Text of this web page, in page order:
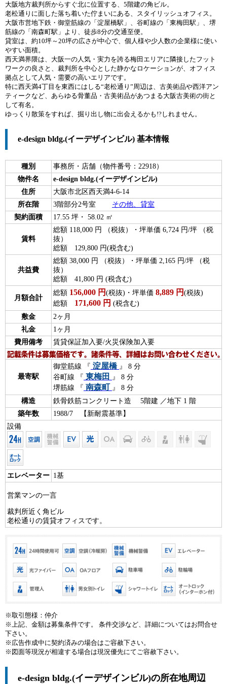
大阪地方裁判所からすぐ北に位置する、5階建の角ビル。
老松通りに面した落ち着いた佇まいにある、スタイリッシュオフィス。
大阪市営地下鉄・御堂筋線の「淀屋橋駅」、谷町線の「東梅田駅」、堺
筋線の「南森町駅」より、徒歩8分の交通至便。
貸室は、約10坪～20坪の広さが中心で、個人様や少人数の企業様に使い
やすい面積。
西天満界隈は、大阪一の人気・実力を誇る梅田エリアに隣接したフット
ワークの良さと、裁判所を中心とした静かなロケーションが、オフィス
拠点として人気・需要の高いエリアです。
特に西天満4丁目を東西にはしる“老松通り”周辺は、古美術品や西洋アン
ティークなど、あらゆる骨董品・古美術品があつまる大阪古美術の街と
して有名。
ゆっくり散策をすれば、掘り出し物に出会えるかも!?しれません。
e-design bldg.(イーデザインビル) 基本情報
種別
事務所・店舗（物件番号：22918）
物件名
e-design bldg.(イーデザインビル)
住所
大阪市北区西天満4-6-14
所在階
3階部分2号室 その他、貸室
契約面積
17.55 坪・ 58.02 ㎡
賃料
総額 118,000 円 （税抜）・坪単価 6,724 円/坪 （税
抜）
総額 129,800 円(税含む)
共益費
総額 38,000 円 （税抜）・坪単価 2,165 円/坪 （税
抜）
総額 41,800 円 (税含む)
月額合計
総額 156,000 円 (税抜)・坪単価 8,889 円 (税抜)
総額 171,600 円 (税含む)
敷金
2ヶ月
礼金
1ヶ月
費用備考
賃貸保証加入要/火災保険加入要
最寄駅
御堂筋線 『 淀屋橋 』 8 分
谷町線 『 東梅田 』 8 分
堺筋線 『 南森町 』 8 分
構造
鉄骨鉄筋コンクリート造 5階建 ／地下 1 階
築年数
1988/7 【新耐震基準】
設備
エレベーター 1基
営業マンの一言
裁判所近く角ビル
老松通りの賃貸オフィスです。
※取引態様：仲介
※上記、金額は募集条件です。 条件交渉など、詳細についてはお問合せ
下さい。
※広告作成中に契約済みの場合はご容赦下さい。
※図面等現況が相違する場合は現況優先にてご容赦下さい。
e-design bldg.(イーデザインビル)の所在地周辺